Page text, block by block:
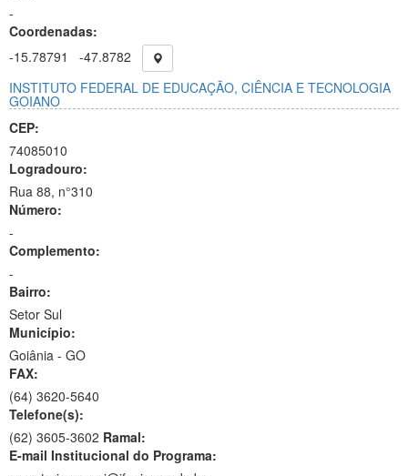
-
Coordenadas:
-15.78791
-47.8782
INSTITUTO FEDERAL DE EDUCAÇÃO, CIÊNCIA E TECNOLOGIA
GOIANO
CEP:
74085010
Logradouro:
Rua 88, n°310
Número:
-
Complemento:
-
Bairro:
Setor Sul
Município:
Goiânia - GO
FAX:
(64) 3620-5640
Telefone(s):
(62) 3605-3602 Ramal:
E-mail Institucional do Programa: